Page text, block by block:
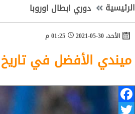
الرئيسية دوري ابطال اوروبا
الأحد، 30-05-2021 01:25 م
ميندي الأفضل في
Facebook
Twitter